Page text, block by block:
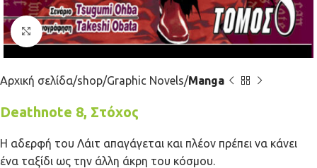
Κλικ για μεγέθυνση
Αρχική σελίδα shop Graphic Novels Manga
Deathnote 8, Στόχος
Η αδερφή του Λάιτ απαγάγεται και πλέον πρέπει να κάνει
ένα ταξίδι ως την άλλη άκρη του κόσμου.